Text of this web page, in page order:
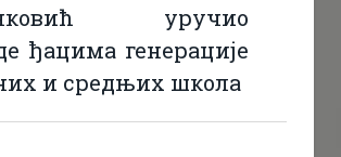
уручио
ђацима генерације
и средњих школа